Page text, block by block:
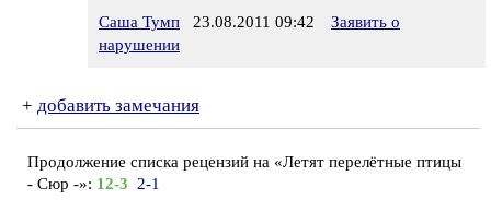
Саша Тумп 23.08.2011 09:42
Заявить о
нарушении
+ добавить замечания
Продолжение списка рецензий на «Летят перелётные птицы
- Сюр -»: 12-3 2-1